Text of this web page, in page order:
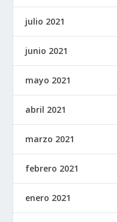
julio 2021
junio 2021
mayo 2021
abril 2021
marzo 2021
febrero 2021
enero 2021